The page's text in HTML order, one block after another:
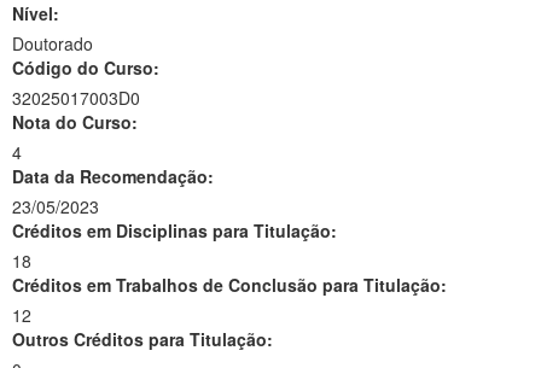
Nível:
Doutorado
Código do Curso:
32025017003D0
Nota do Curso:
4
Data da Recomendação:
23/05/2023
Créditos em Disciplinas para Titulação:
18
Créditos em Trabalhos de Conclusão para Titulação:
12
Outros Créditos para Titulação: